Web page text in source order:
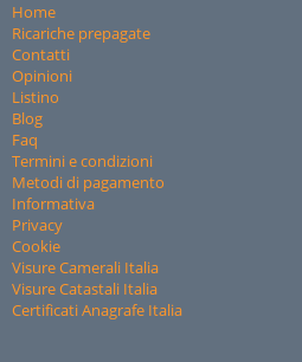
Home
Ricariche prepagate
Contatti
Opinioni
Listino
Blog
Faq
Termini e condizioni
Metodi di pagamento
Informativa
Privacy
Cookie
Visure Camerali Italia
Visure Catastali Italia
Certificati Anagrafe Italia